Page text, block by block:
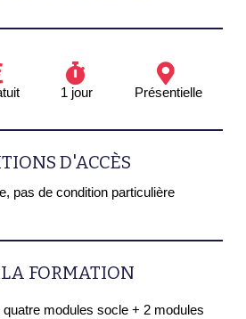
1 jour Présentielle
D'ACCÈS
pas de condition particulière
FORMATION
quatre modules socle + 2 modules